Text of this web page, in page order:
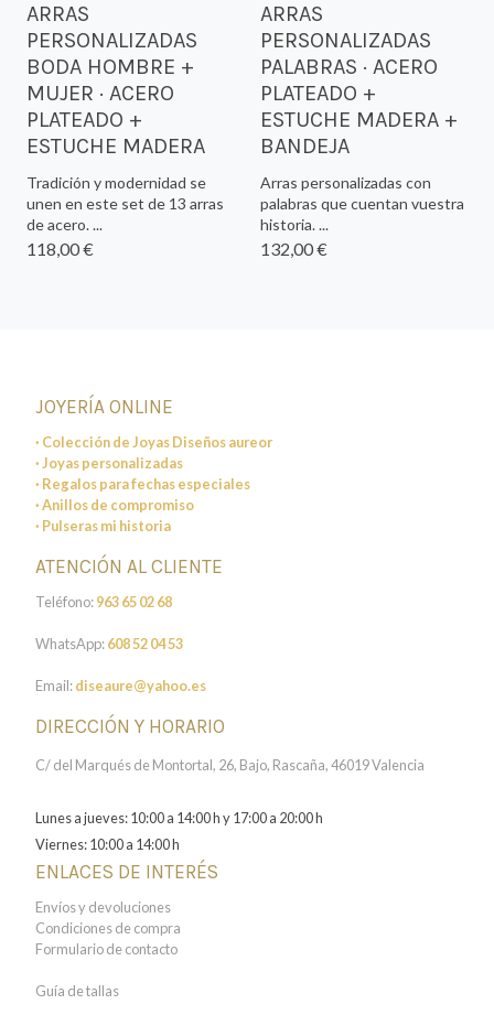
ARRAS
PERSONALIZADAS
BODA HOMBRE +
MUJER · ACERO
PLATEADO +
ESTUCHE MADERA
Tradición y modernidad se
unen en este set de 13 arras
de acero. ...
118,00 €
ARRAS
PERSONALIZADAS
PALABRAS · ACERO
PLATEADO +
ESTUCHE MADERA +
BANDEJA
Arras personalizadas con
palabras que cuentan vuestra
historia. ...
132,00 €
JOYERÍA ONLINE
· Colección de Joyas Diseños aureor
· Joyas personalizadas
· Regalos para fechas especiales
· Anillos de compromiso
· Pulseras mi historia
ATENCIÓN AL CLIENTE
Teléfono:963 65 02 68
WhatsApp:608 52 04 53
Email:diseaure@yahoo.es
DIRECCIÓN Y HORARIO
C/ del Marqués de Montortal, 26, Bajo, Rascaña, 46019 Valencia
Lunes a jueves: 10:00 a 14:00 h y 17:00 a 20:00 h
Viernes: 10:00 a 14:00 h
ENLACES DE INTERÉS
Envíos y devoluciones
Condiciones de compra
Formulario de contacto
Guía de tallas